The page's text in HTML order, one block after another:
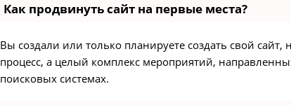
Как продвинуть сайт на первые места?
Вы создали или только планируете создать свой сайт,
процесс, а целый комплекс мероприятий,
поисковых системах.